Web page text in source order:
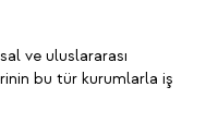
ve uluslararası
bu tür kurumlarla iş